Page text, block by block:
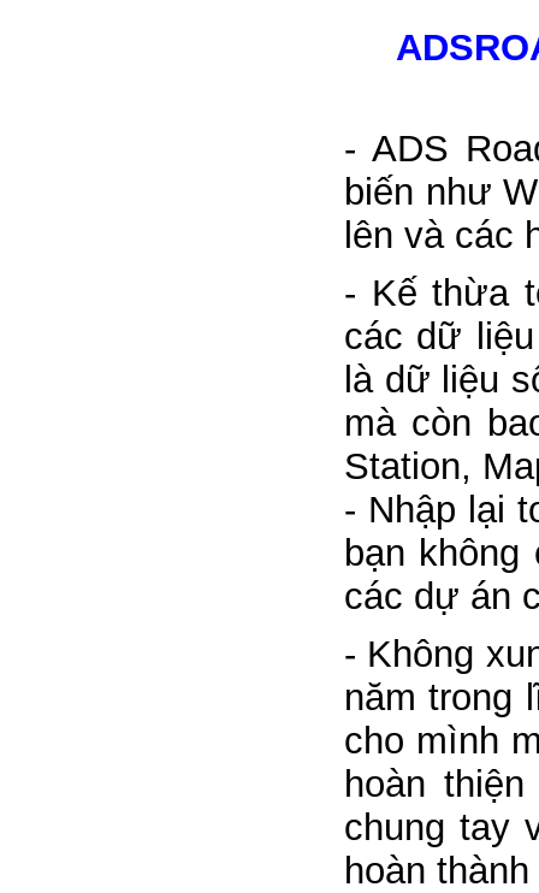
- ADS
biến như
lên và các
- Kế thừa
các dữ
là dữ liệu
mà còn
Station,
- Nhập lại
bạn
các dự án
- Không
năm trong
cho mình
hoàn
chung tay
hoàn